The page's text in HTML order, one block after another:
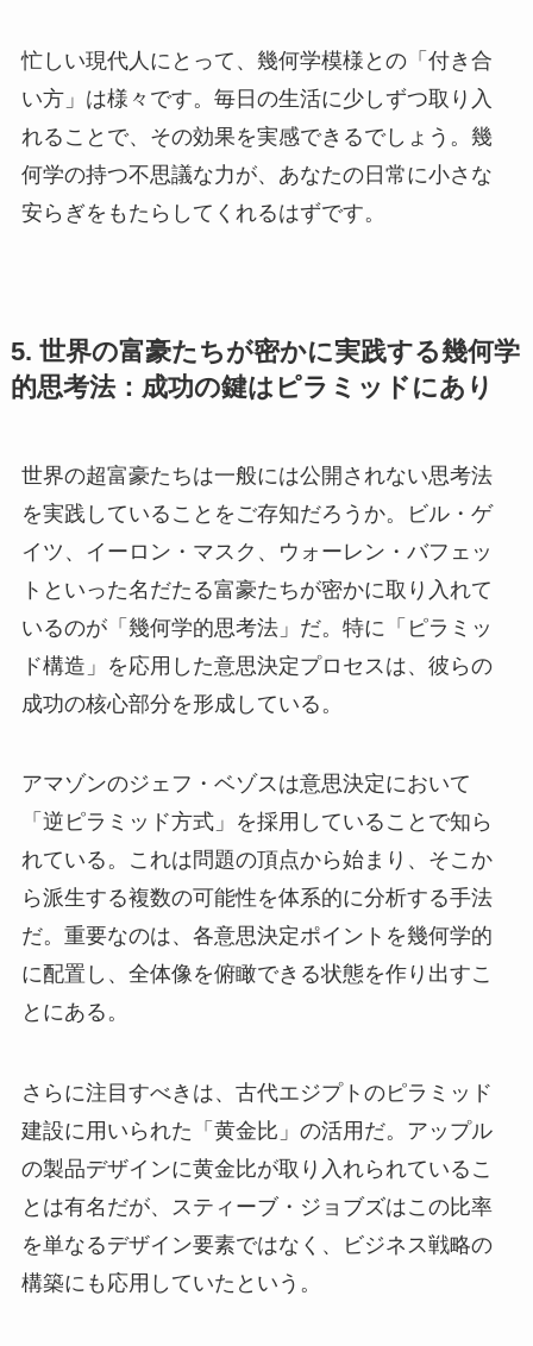
忙しい現代人にとって、幾何学模様との「付き合
い方」は様々です。毎日の生活に少しずつ取り入
れることで、その効果を実感できるでしょう。幾
何学の持つ不思議な力が、あなたの日常に小さな
安らぎをもたらしてくれるはずです。
5. 世界の富豪たちが密かに実践する幾何学
的思考法：成功の鍵はピラミッドにあり
世界の超富豪たちは一般には公開されない思考法
を実践していることをご存知だろうか。ビル・ゲ
イツ、イーロン・マスク、ウォーレン・バフェッ
トといった名だたる富豪たちが密かに取り入れて
いるのが「幾何学的思考法」だ。特に「ピラミッ
ド構造」を応用した意思決定プロセスは、彼らの
成功の核心部分を形成している。
アマゾンのジェフ・ベゾスは意思決定において
「逆ピラミッド方式」を採用していることで知ら
れている。これは問題の頂点から始まり、そこか
ら派生する複数の可能性を体系的に分析する手法
だ。重要なのは、各意思決定ポイントを幾何学的
に配置し、全体像を俯瞰できる状態を作り出すこ
とにある。
さらに注目すべきは、古代エジプトのピラミッド
建設に用いられた「黄金比」の活用だ。アップル
の製品デザインに黄金比が取り入れられているこ
とは有名だが、スティーブ・ジョブズはこの比率
を単なるデザイン要素ではなく、ビジネス戦略の
構築にも応用していたという。